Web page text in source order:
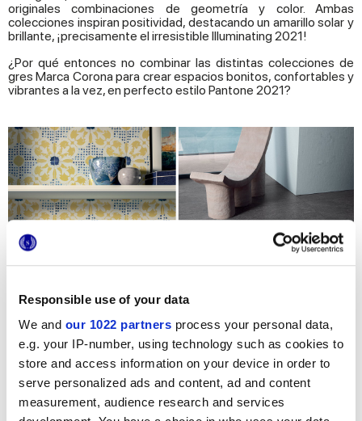
Responsible use of your data
We and our 1022 partners process your personal data,
e.g. your IP-number, using technology such as cookies to
store and access information on your device in order to
serve personalized ads and content, ad and content
measurement, audience research and services
originales combinaciones de geometría y color. Ambas
colecciones inspiran positividad, destacando un amarillo solar y
brillante, ¡precisamente el irresistible Illuminating 2021!
¿Por qué entonces no combinar las distintas colecciones de
gres Marca Corona para crear espacios bonitos, confortables y
vibrantes a la vez, en perfecto estilo Pantone 2021?